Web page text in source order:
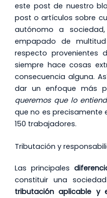
este post de nuestro
post o artículos sobre
autónomo a
empapado de
respecto provenientes
siempre hace cosas
consecuencia alguna.
dar un enfoque más
queremos que lo
que no es precisamente
150 trabajadores.
Tributación y
Las principales
constituir una
tributación aplicable y